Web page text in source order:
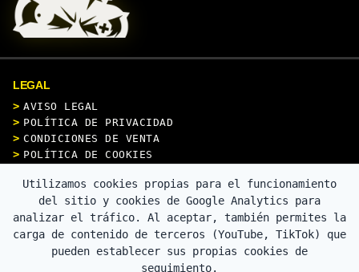
LEGAL
AVISO LEGAL
POLÍTICA DE PRIVACIDAD
CONDICIONES DE VENTA
POLÍTICA DE COOKIES
CONTACTO
Utilizamos cookies propias para el funcionamiento
del sitio y cookies de Google Analytics para
analizar el tráfico. Al aceptar, también permites la
carga de contenido de terceros (YouTube, TikTok) que
pueden establecer sus propias cookies de
seguimiento.